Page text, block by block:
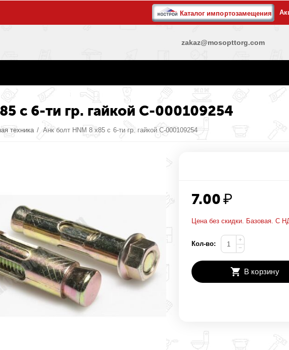
Каталог импортозамещения
zakaz@mosopttorg.com
c 6-ти гр. гайкой С-000109254
техника / Анк болт HNM 8 х85 c 6-ти гр. гайкой С-000109254
7.00₽
Цена без скидки. Базовая. С
Кол-во:
+
−
В корзину